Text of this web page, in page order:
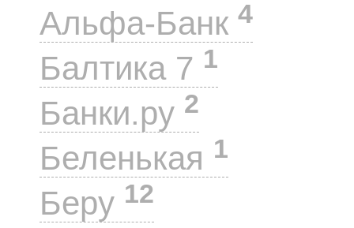
Альфа-Банк 4
Балтика 7 1
Банки.ру 2
Беленькая 1
Беру 12